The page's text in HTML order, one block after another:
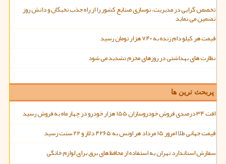
تخصص گرایی در مدیریت، نوسازی صنایع کشور را از راه جذب نخبگان و دانش روز
تضمین می نماید
قیمت هر کیلو دام زنده به ۷۴۰ هزار تومان رسید
نظارت های بهداشتی در روزهای محرم تشدید می شود
پربحث ترین ها
افت ۳۴ درصدی فروش خودروسازان ۱۵۵ هزار خودرو در چهار ماه به فروش رسید
قیمت جهانی طلا امروز ۱۵ مرداد هر اونس به ۴۲۶۵ دلار و ۲۲ سنت رسید
سفارش استاندارد تهران به استفاده از محافظ های برق برای لوازم خانگی